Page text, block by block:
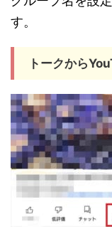
す。
トークから